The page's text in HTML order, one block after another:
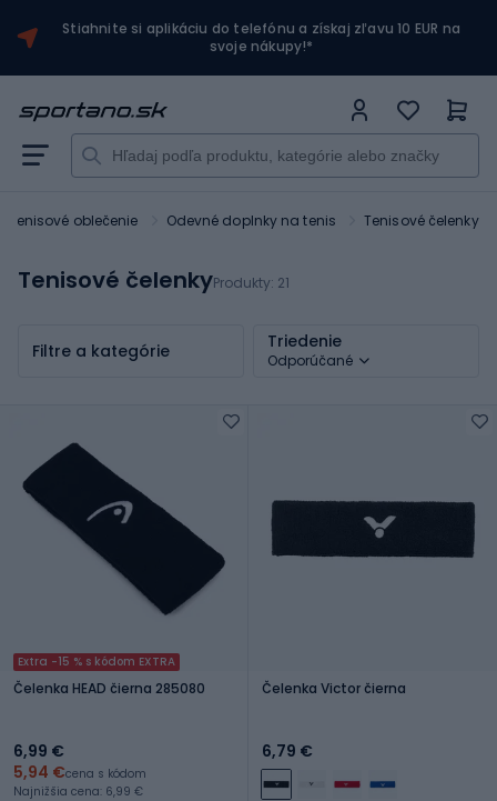
Stiahnite si aplikáciu do telefónu a získaj zľavu 10 EUR na
svoje nákupy!*
Tenisové oblečenie Odevné doplnky na tenis Tenisové čelenky
Tenisové čelenkyProdukty: 21
Filtre a kategórie Triedenie
Odporúčané
Extra -15 % s kódom EXTRA
Čelenka HEAD čierna 285080
6,99 €
5,94 €cena s kódom
Najnižšia cena: 6,99 €
Čelenka Victor čierna
6,79 €